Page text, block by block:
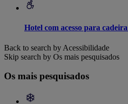
Hotel com acesso para
Back to search by Acessibilidade
Skip search by Os mais pesquisados
Os mais pesquisados